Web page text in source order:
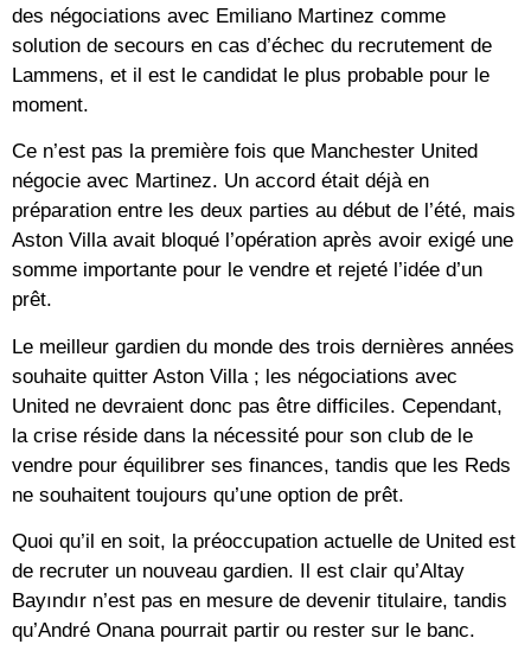
des négociations avec Emiliano Martinez comme
solution de secours en cas d’échec du recrutement de
Lammens, et il est le candidat le plus probable pour le
moment.
Ce n’est pas la première fois que Manchester United
négocie avec Martinez. Un accord était déjà en
préparation entre les deux parties au début de l’été, mais
Aston Villa avait bloqué l’opération après avoir exigé une
somme importante pour le vendre et rejeté l’idée d’un
prêt.
Le meilleur gardien du monde des trois dernières années
souhaite quitter Aston Villa ; les négociations avec
United ne devraient donc pas être difficiles. Cependant,
la crise réside dans la nécessité pour son club de le
vendre pour équilibrer ses finances, tandis que les Reds
ne souhaitent toujours qu’une option de prêt.
Quoi qu’il en soit, la préoccupation actuelle de United est
de recruter un nouveau gardien. Il est clair qu’Altay
Bayındır n’est pas en mesure de devenir titulaire, tandis
qu’André Onana pourrait partir ou rester sur le banc.